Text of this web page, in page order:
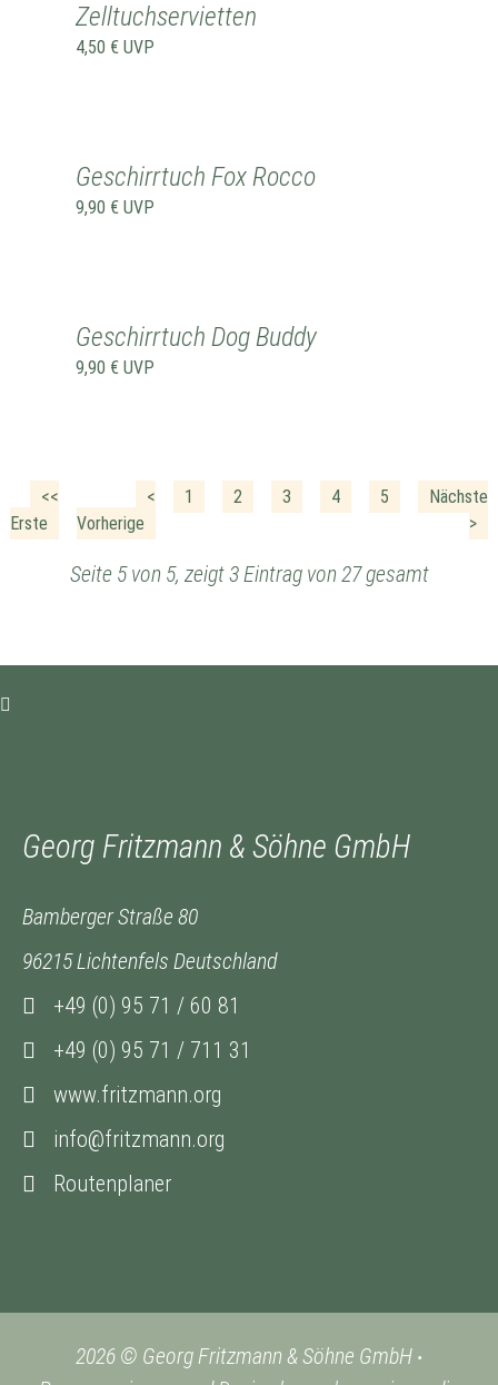
Zelltuchservietten
4,50 € UVP
Geschirrtuch Fox Rocco
9,90 € UVP
Geschirrtuch Dog Buddy
9,90 € UVP
<<
Erste
<
Vorherige
1 2 3 4 5
Nächste
>
Seite 5 von 5, zeigt 3 Eintrag von 27 gesamt
Georg Fritzmann & Söhne GmbH
Bamberger Straße 80
96215 Lichtenfels Deutschland
+49 (0) 95 71 / 60 81
+49 (0) 95 71 / 711 31
www.fritzmann.org
info@fritzmann.org
Routenplaner
2026 © Georg Fritzmann & Söhne GmbH •